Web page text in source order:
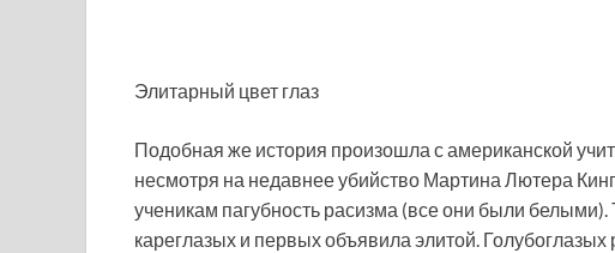
Элитарный цвет глаз
Подобная же история произошла с американской
несмотря на недавнее убийство Мартина Лютера
ученикам пагубность расизма (все они были белыми).
кареглазых и первых объявила элитой.